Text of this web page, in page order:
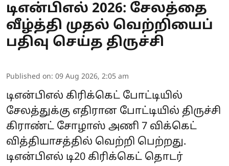
டிஎன்பிஎல் 2026: சேலத்தை
வீழ்த்தி முதல் வெற்றியைப்
பதிவு செய்த திருச்சி
Published on: 09 Aug 2026, 2:05 am
டிஎன்பிஎல் கிரிக்கெட் போட்டியில்
சேலத்துக்கு எதிரான போட்டியில் திருச்சி
கிராண்ட் சோழாஸ் அணி 7 விக்கெட்
வித்தியாசத்தில் வெற்றி பெற்றது.
டிஎன்பிஎல் டி20 கிரிக்கெட் தொடர்